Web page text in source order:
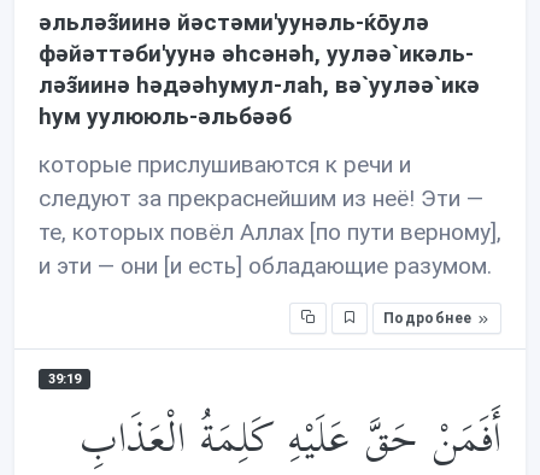
əльлəз̃иинə йəстəми'уунəль-ќōулə
фəйəттəби'уунə əhсəнəh, уулəə`икəль-
лəз̃иинə həдəəhумул-лаh, вə`уулəə`икə
hум уулююль-əльбəəб
которые прислушиваются к речи и
следуют за прекраснейшим из неё! Эти —
те, которых повёл Аллах [по пути верному],
и эти — они [и есть] обладающие разумом.
Подробнее
39:19
أَفَمَنْ حَقَّ عَلَيْهِ كَلِمَةُ الْعَذَابِ